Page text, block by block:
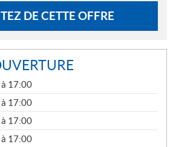
DE CETTE OFFRE
17:00
17:00
17:00
17:00